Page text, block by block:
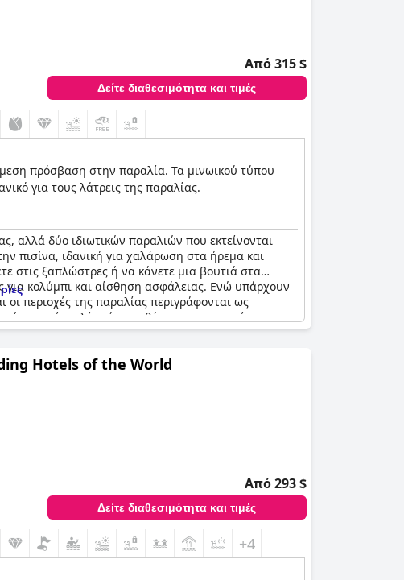
Από 315 $
Δείτε διαθεσιμότητα και τιμές
πρόσβαση στην παραλία. Τα μινωικού τύπου
για τους λάτρεις της παραλίας.
αλλά δύο ιδιωτικών παραλιών που εκτείνονται
πισίνα, ιδανική για χαλάρωση στα ήρεμα και
στις ξαπλώστρες ή να κάνετε μια βουτιά στα
για κολύμπι και αίσθηση ασφάλειας. Ενώ υπάρχουν
περιοχές της παραλίας περιγράφονται ως
ορισμένοι λένε ότι αισθάνονται σαν να έχουν
που γίνονται μέσω μιας βολικής
οι επισκέπτες εκστασιάζονται για τις
με στυλ.
Hotels of the World
Από 293 $
Δείτε διαθεσιμότητα και τιμές
+4